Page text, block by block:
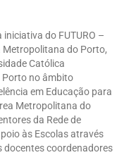
iniciativa do FUTURO –
Metropolitana do Porto,
Católica
Porto no âmbito
em Educação para
Metropolitana do
da Rede de
às Escolas através
docentes coordenadores